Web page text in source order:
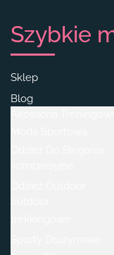
Szybkie
Sklep
Blog